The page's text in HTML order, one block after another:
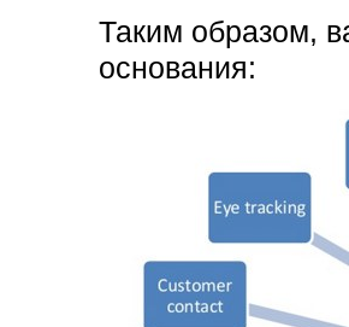
Таким образом,
основания: